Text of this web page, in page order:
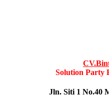
Solution Party
Jln. Siti 1 No.40